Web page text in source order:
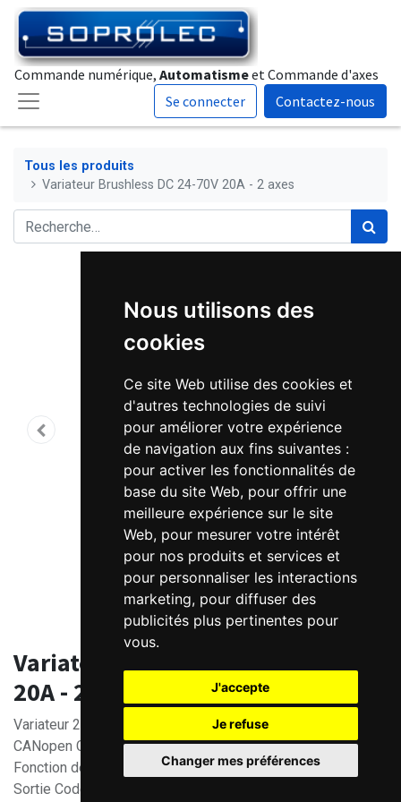
Nous utilisons des
cookies
Ce site Web utilise des cookies et
d'autres technologies de suivi
pour améliorer votre expérience
de navigation aux fins suivantes :
pour activer les fonctionnalités de
base du site Web, pour offrir une
meilleure expérience sur le site
Web, pour mesurer votre intérêt
pour nos produits et services et
pour personnaliser les interactions
marketing, pour diffuser des
publicités plus pertinentes pour
vous.
J'accepte
Je refuse
Changer mes préférences
Commande numérique, Automatismeet Commande d'axes
Se connecter
Contactez-nous
Tous les produits
Variateur Brushless DC 24-70V 20A - 2 axes
Variateur Brushless DC 24-70V
20A - 2 axes
Variateur 2 axes - Brushless DC 24-70V 20A - Interface
CANopen CiA301. CiA402.
Fonction de sécurité STO
Sortie Codeur AB